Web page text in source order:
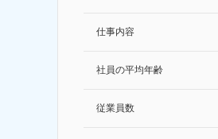
仕事内容
社員の平均年齢
従業員数